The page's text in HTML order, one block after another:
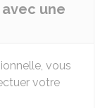
une
vous
votre